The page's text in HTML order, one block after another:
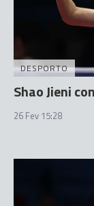
DESPORTO
Shao Jieni
26 Fev 15:28